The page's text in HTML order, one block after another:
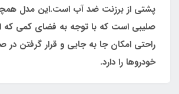
پشتی از برزنت ضد آب است.این مدل
صلیبی است که با توجه به فضای کمی که
راحتی امکان جا به جایی و قرار گرفتن
خودروها را دارد.